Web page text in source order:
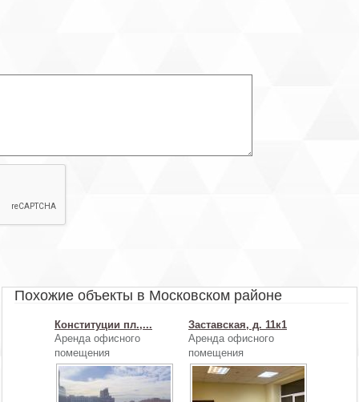
сотрудников, ресторан, бар, фитнес-центр, бассейн и бильярд.
Этаж: подвал
Пропускной режим: Для арендаторов по документу, для
услуги абсолютно БЕСПЛАТНЫ, их оплачивают бизнес-центры.
Договор аренды вы заключаете напрямую с собственником. Без
скрытых комиссий и платежей.
Обратите внимание, на фото показан пример возможной
отделки офиса.
Похожие объекты в Московском районе
Конституции пл.,...
Аренда офисного
помещения
Заставская, д. 11к1
Аренда офисного
помещения